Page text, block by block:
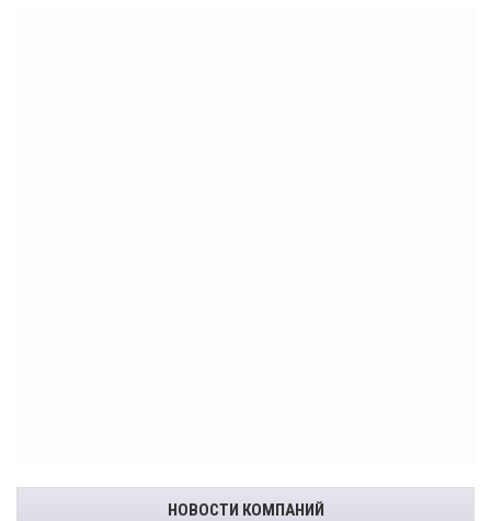
НОВОСТИ КОМПАНИЙ